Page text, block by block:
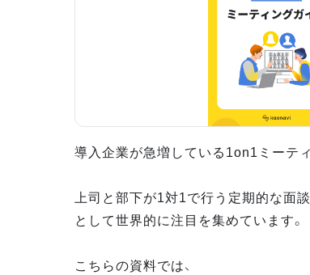
導入企業が急増している1on1ミーテ
上司と部下が1対1で行う定期的な面
として世界的に注目を集めています。
こちらの資料では、